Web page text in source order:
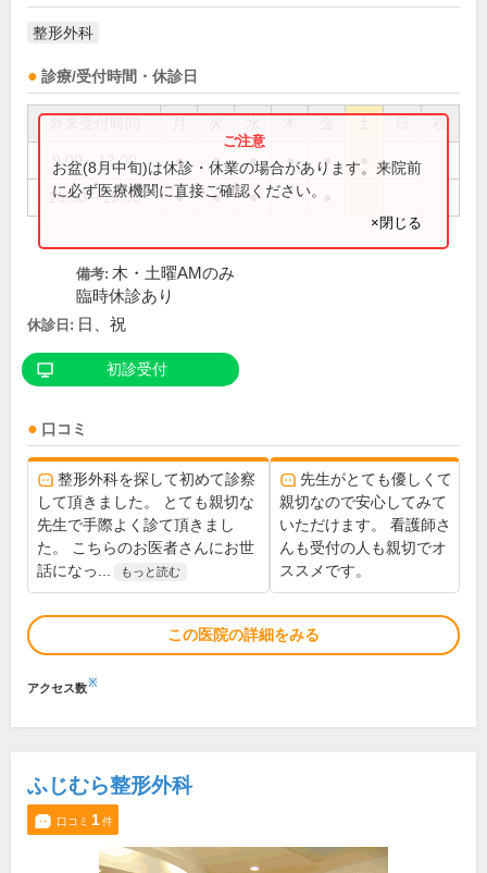
整形外科
診療/受付時間・休診日
祝
9:00～12:00 ● ● ● ● ●
16:30～19:00 ● ● ●
お盆(8月中旬)は休診・休業の場合があります。来院前
に必ず医療機関に直接ご確認ください。
×閉じる
備考: 木・土曜AMのみ
臨時休診あり
休診日: 日、祝
初診受付
口コミ
整形外科を探して初めて診察
して頂きました。 とても親切な
先生で手際よく診て頂きまし
た。 こちらのお医者さんにお世
話になっ...
もっと読む
先生がとても優しくて
親切なので安心してみて
いただけます。 看護師さ
んも受付の人も親切でオ
ススメです。
この医院の詳細をみる
アクセス数※
ふじむら整形外科
口コミ 1件